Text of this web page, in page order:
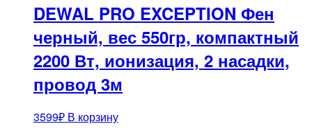
DEWAL PRO EXCEPTION Фен
черный, вес 550гр, компактный
2200 Вт, ионизация, 2 насадки,
провод 3м
3599₽ В корзину